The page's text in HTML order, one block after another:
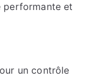
performante et
un contrôle